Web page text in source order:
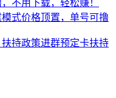
不用下载，轻松赚！
式价格顶置，单号可撸
持政策进群预定卡扶持